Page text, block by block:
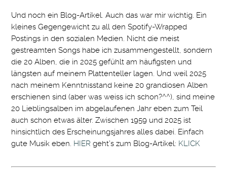
Und noch ein Blog-Artikel. Auch das war mir wichtig. Ein
kleines Gegengewicht zu all den Spotify-Wrapped
Postings in den sozialen Medien. Nicht die meist
gestreamten Songs habe ich zusammengestellt, sondern
die 20 Alben, die in 2025 gefühlt am häufigsten und
längsten auf meinem Plattenteller lagen. Und weil 2025
nach meinem Kenntnisstand keine 20 grandiosen Alben
erschienen sind (aber was weiss ich schon?^^), sind meine
20 Lieblingsalben im abgelaufenen Jahr eben zum Teil
auch schon etwas älter. Zwischen 1959 und 2025 ist
hinsichtlich des Erscheinungsjahres alles dabei. Einfach
gute Musik eben. HIER geht’s zum Blog-Artikel: KLICK